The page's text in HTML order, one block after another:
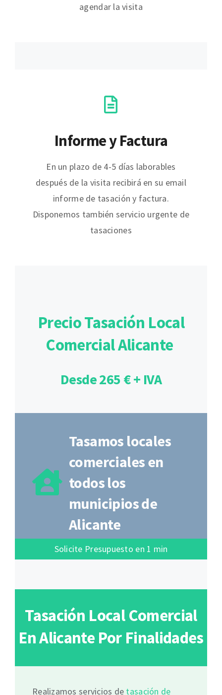
agendar la visita
Informe y Factura
En un plazo de 4-5 días laborables
después de la visita recibirá en su email
informe de tasación y factura.
Disponemos también servicio urgente de
tasaciones
Precio Tasación Local
Comercial Alicante
Desde 265 € + IVA
Tasamos locales
comerciales en
todos los
municipios de
Alicante
Solicite Presupuesto en 1 min
Tasación Local Comercial
En Alicante Por Finalidades
Realizamos servicios de tasación de